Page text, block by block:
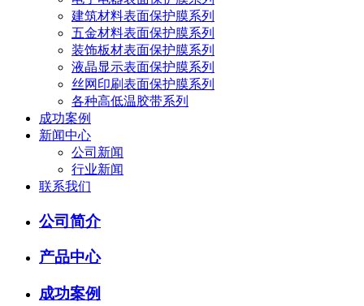
建筑材料表面保护膜系列
五金材料表面保护膜系列
装饰板材表面保护膜系列
液晶显示表面保护膜系列
丝网印刷表面保护膜系列
各种高低温胶带系列
成功案例
新闻中心
公司新闻
行业新闻
联系我们
公司简介
产品中心
成功案例